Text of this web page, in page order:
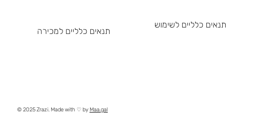
תנאים כלליים למכירה
תנאים כלליים לשימוש
© 2025 Zrazi. Made with ♡ byMaa.gal